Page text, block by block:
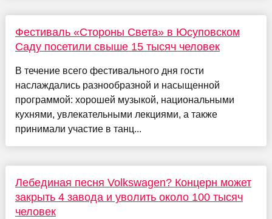
Фестиваль «Стороны Света» в Юсуповском
Саду посетили свыше 15 тысяч человек
В течение всего фестивального дня гости
наслаждались разнообразной и насыщенной
программой: хорошей музыкой, национальными
кухнями, увлекательными лекциями, а также
принимали участие в танц...
Лебединая песня Volkswagen? Концерн может
закрыть 4 завода и уволить около 100 тысяч
человек